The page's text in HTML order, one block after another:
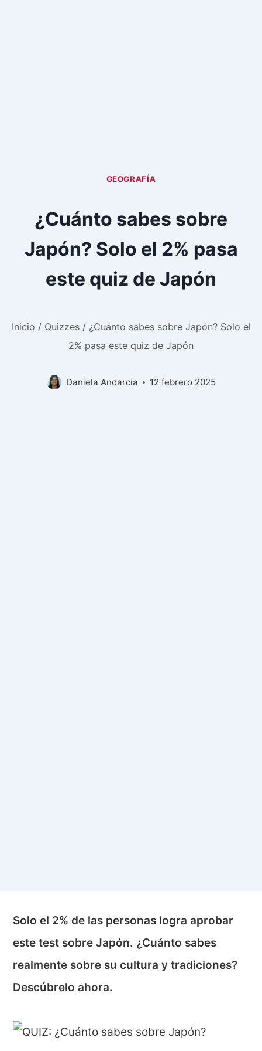
GEOGRAFÍA
¿Cuánto sabes sobre
Japón? Solo el 2% pasa
este quiz de Japón
Inicio / Quizzes / ¿Cuánto sabes sobre Japón? Solo el
2% pasa este quiz de Japón
Daniela Andarcia 12 febrero 2025
Solo el 2% de las personas logra aprobar
este test sobre Japón. ¿Cuánto sabes
realmente sobre su cultura y tradiciones?
Descúbrelo ahora.